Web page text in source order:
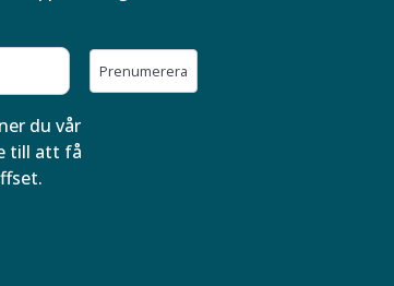
Prenumerera
du vår
till att få